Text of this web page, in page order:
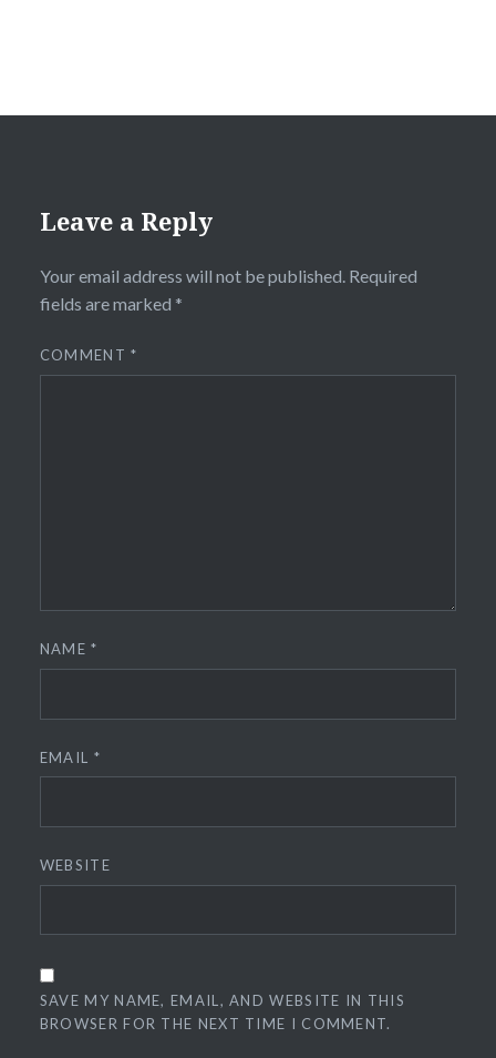
Leave a Reply
Your email address will not be published. Required
fields are marked *
COMMENT*
NAME*
EMAIL *
WEBSITE
SAVE MY NAME, EMAIL, AND WEBSITE IN THIS
BROWSER FOR THE NEXT TIME I COMMENT.